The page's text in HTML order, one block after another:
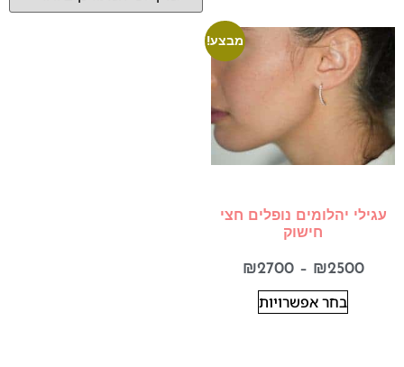
מבצע!
עגילי יהלומים נופלים חצי
חישוק
₪2500
–
₪2700
בחר אפשרויות